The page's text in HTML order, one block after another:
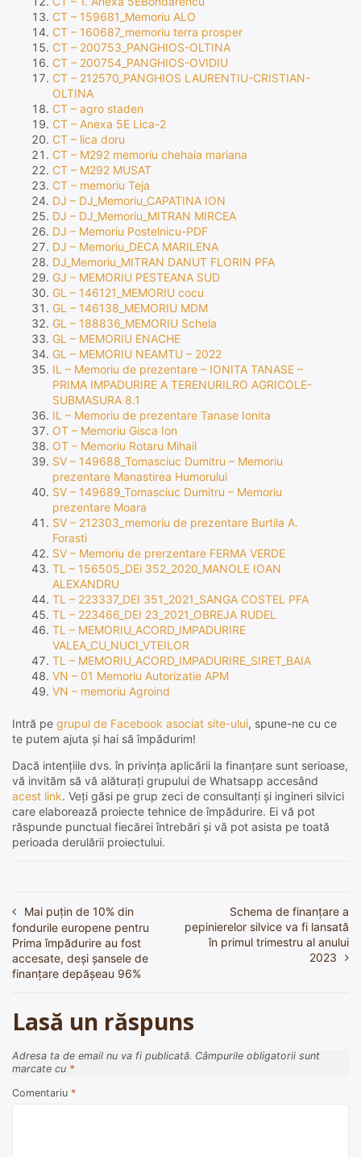
CT – 159681_Memoriu ALO
CT – 160687_memoriu terra prosper
CT – 200753_PANGHIOS-OLTINA
CT – 200754_PANGHIOS-OVIDIU
CT – 212570_PANGHIOS LAURENTIU-CRISTIAN-
OLTINA
CT – agro staden
CT – Anexa 5E Lica-2
CT – lica doru
CT – M292 memoriu chehaia mariana
CT – M292 MUSAT
CT – memoriu Teja
DJ – DJ_Memoriu_CAPATINA ION
DJ – DJ_Memoriu_MITRAN MIRCEA
DJ – Memoriu Postelnicu-PDF
DJ – Memoriu_DECA MARILENA
DJ_Memoriu_MITRAN DANUT FLORIN PFA
GJ – MEMORIU PESTEANA SUD
GL – 146121_MEMORIU cocu
GL – 146138_MEMORIU MDM
GL – 188836_MEMORIU Schela
GL – MEMORIU ENACHE
GL – MEMORIU NEAMTU – 2022
IL – Memoriu de prezentare – IONITA TANASE –
PRIMA IMPADURIRE A TERENURILRO AGRICOLE-
SUBMASURA 8.1
IL – Memoriu de prezentare Tanase Ionita
OT – Memoriu Gisca Ion
OT – Memoriu Rotaru Mihail
SV – 149688_Tomasciuc Dumitru – Memoriu
prezentare Manastirea Humorului
SV – 149689_Tomasciuc Dumitru – Memoriu
prezentare Moara
SV – 212303_memoriu de prezentare Burtila A.
Forasti
SV – Memoriu de prerzentare FERMA VERDE
TL – 156505_DEi 352_2020_MANOLE IOAN
ALEXANDRU
TL – 223337_DEI 351_2021_SANGA COSTEL PFA
TL – 223466_DEI 23_2021_OBREJA RUDEL
TL – MEMORIU_ACORD_IMPADURIRE
VALEA_CU_NUCI_VTEILOR
TL – MEMORIU_ACORD_IMPADURIRE_SIRET_BAIA
VN – 01 Memoriu Autorizatie APM
VN – memoriu Agroind
Intră pe grupul de Facebook asociat site-ului, spune-ne cu ce
te putem ajuta și hai să împădurim!
Dacă intențiile dvs. în privința aplicării la finanțare sunt serioase,
vă invităm să vă alăturați grupului de Whatsapp accesând
acest link. Veți găsi pe grup zeci de consultanți și ingineri silvici
care elaborează proiecte tehnice de împădurire. Ei vă pot
răspunde punctual fiecărei întrebări și vă pot asista pe toată
perioada derulării proiectului.
Navigare
în
articole
Mai puțin de 10% din
fondurile europene pentru
Prima împădurire au fost
accesate, deși șansele de
finanțare depășeau 96%
Schema de finanțare a
pepinierelor silvice va fi lansată
în primul trimestru al anului
2023
Lasă un răspuns
Adresa ta de email nu va fi publicată. Câmpurile obligatorii sunt
marcate cu *
Comentariu *